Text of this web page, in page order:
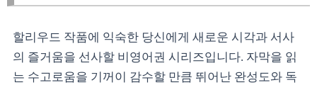
할리우드 작품에 익숙한 당신에게 새로운 시각과 서사
의 즐거움을 선사할 비영어권 시리즈입니다. 자막을 읽
는 수고로움을 기꺼이 감수할 만큼 뛰어난 완성도와 독